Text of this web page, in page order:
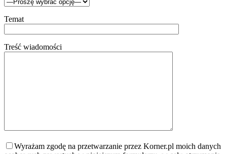
Temat
Treść wiadomości
Wyrażam zgodę na przetwarzanie przez Korner.pl moich danych